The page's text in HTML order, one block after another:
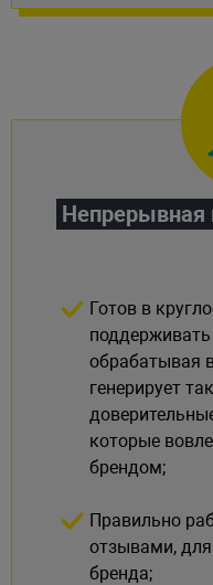
Непрерывная
Готов в
обрабатывая
генерирует
которые
брендом;
Правильно
отзывами,
бренда;